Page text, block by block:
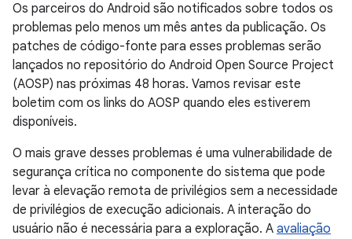
Os parceiros do Android são notificados sobre todos os
problemas pelo menos um mês antes da publicação. Os
patches de código-fonte para esses problemas serão
lançados no repositório do Android Open Source Project
(AOSP) nas próximas 48 horas. Vamos revisar este
boletim com os links do AOSP quando eles estiverem
disponíveis.
O mais grave desses problemas é uma vulnerabilidade de
segurança crítica no componente do sistema que pode
levar à elevação remota de privilégios sem a necessidade
de privilégios de execução adicionais. A interação do
usuário não é necessária para a exploração. A avaliação